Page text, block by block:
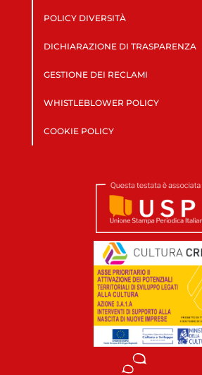
POLICY DIVERSITÀ
DICHIARAZIONE DI TRASPARENZA
GESTIONE DEI RECLAMI
WHISTLEBLOWER POLICY
COOKIE POLICY